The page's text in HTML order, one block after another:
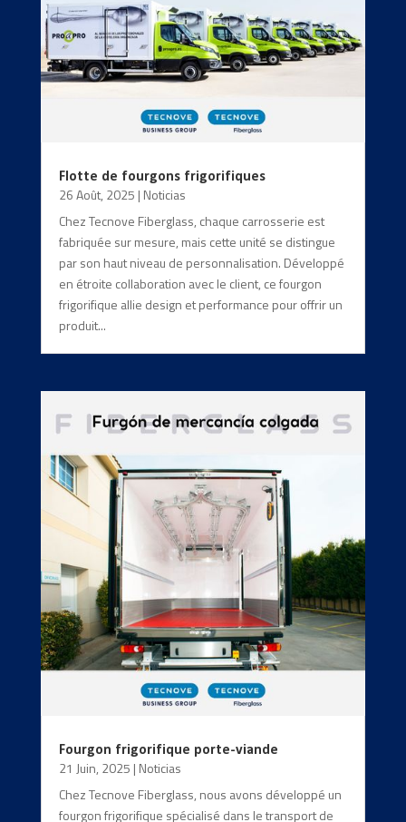
Flotte de fourgons frigorifiques
26 Août, 2025 | Noticias
Chez Tecnove Fiberglass, chaque carrosserie est
fabriquée sur mesure, mais cette unité se distingue
par son haut niveau de personnalisation. Développé
en étroite collaboration avec le client, ce fourgon
frigorifique allie design et performance pour offrir un
produit...
Fourgon frigorifique porte-viande
21 Juin, 2025 | Noticias
Chez Tecnove Fiberglass, nous avons développé un
fourgon frigorifique spécialisé dans le transport de